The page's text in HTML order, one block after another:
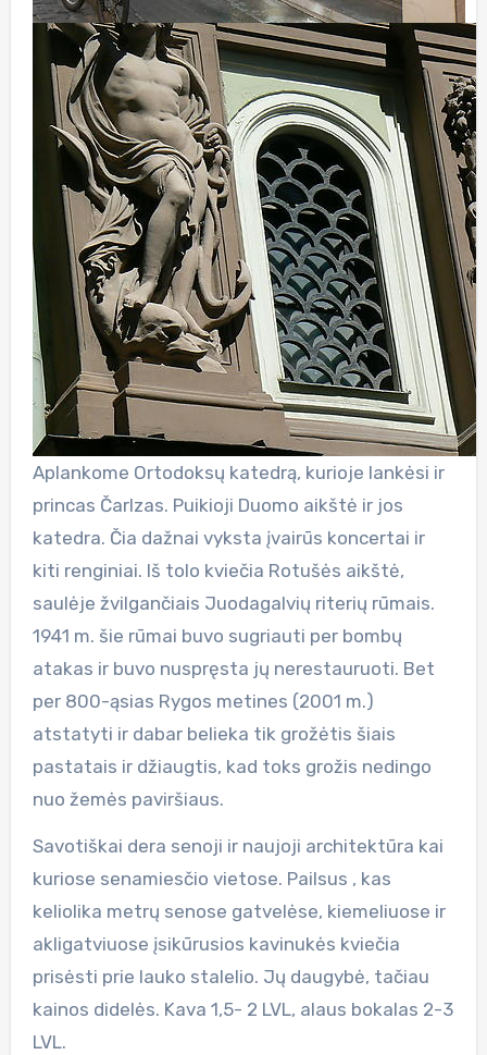
Aplankome Ortodoksų katedrą, kurioje lankėsi ir
princas Čarlzas. Puikioji Duomo aikštė ir jos
katedra. Čia dažnai vyksta įvairūs koncertai ir
kiti renginiai. Iš tolo kviečia Rotušės aikštė,
saulėje žvilgančiais Juodagalvių riterių rūmais.
1941 m. šie rūmai buvo sugriauti per bombų
atakas ir buvo nuspręsta jų nerestauruoti. Bet
per 800-ąsias Rygos metines (2001 m.)
atstatyti ir dabar belieka tik grožėtis šiais
pastatais ir džiaugtis, kad toks grožis nedingo
nuo žemės paviršiaus.
Savotiškai dera senoji ir naujoji architektūra kai
kuriose senamiesčio vietose. Pailsus , kas
keliolika metrų senose gatvelėse, kiemeliuose ir
akligatviuose įsikūrusios kavinukės kviečia
prisėsti prie lauko stalelio. Jų daugybė, tačiau
kainos didelės. Kava 1,5- 2 LVL, alaus bokalas 2-3
LVL.